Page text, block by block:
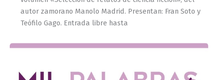
autor zamorano Manolo Madrid. Presentan: Fran Soto y
Teófilo Gago. Entrada libre hasta